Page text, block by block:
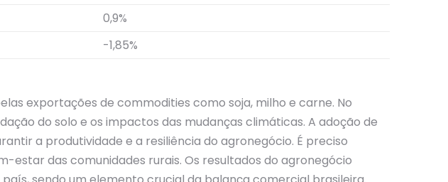
0,9%
-1,85%
exportações de commodities como soja, milho e carne. No
do solo e os impactos das mudanças climáticas. A adoção de
a produtividade e a resiliência do agronegócio. É preciso
das comunidades rurais. Os resultados do agronegócio